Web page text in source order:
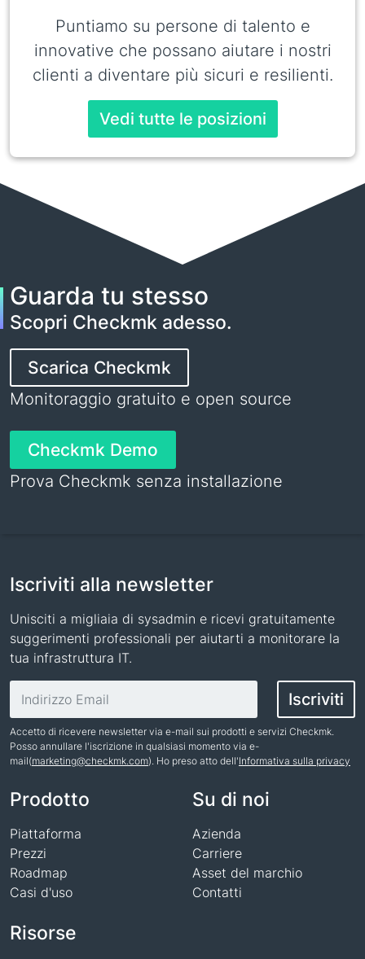
Puntiamo su persone di talento e
innovative che possano aiutare i nostri
clienti a diventare più sicuri e resilienti.
Vedi tutte le posizioni
Guarda tu stesso
Scopri Checkmk adesso.
Scarica Checkmk
Monitoraggio gratuito e open source
Checkmk Demo
Prova Checkmk senza installazione
Iscriviti alla newsletter
Unisciti a migliaia di sysadmin e ricevi gratuitamente
suggerimenti professionali per aiutarti a monitorare la
tua infrastruttura IT.
Iscriviti
Accetto di ricevere newsletter via e-mail sui prodotti e servizi Checkmk.
Posso annullare l'iscrizione in qualsiasi momento via e-
mail(marketing@checkmk.com). Ho preso atto dell'Informativa sulla privacy
Prodotto
Piattaforma
Prezzi
Roadmap
Casi d'uso
Risorse
Su di noi
Azienda
Carriere
Asset del marchio
Contatti